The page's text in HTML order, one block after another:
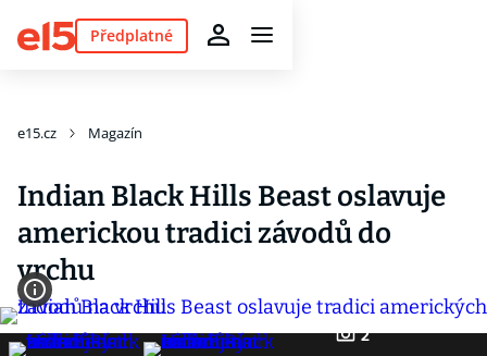
Předplatné
e15.cz Magazín
Indian Black Hills Beast oslavuje
americkou tradici závodů do
vrchu
2